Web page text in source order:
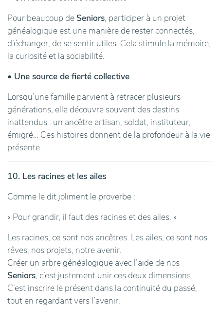
Pour beaucoup de Seniors, participer à un projet
généalogique est une manière de rester connectés,
d’échanger, de se sentir utiles. Cela stimule la mémoire,
la curiosité et la sociabilité.
• Une source de fierté collective
Lorsqu’une famille parvient à retracer plusieurs
générations, elle découvre souvent des destins
inattendus : un ancêtre artisan, soldat, instituteur,
émigré… Ces histoires donnent de la profondeur à la vie
présente.
10. Les racines et les ailes
Comme le dit joliment le proverbe :
« Pour grandir, il faut des racines et des ailes. »
Les racines, ce sont nos ancêtres. Les ailes, ce sont nos
rêves, nos projets, notre avenir.
Créer un arbre généalogique avec l’aide de nos
Seniors, c’est justement unir ces deux dimensions.
C’est inscrire le présent dans la continuité du passé,
tout en regardant vers l’avenir.